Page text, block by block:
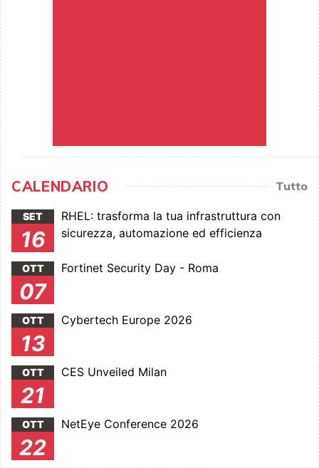
CALENDARIO Tutto
SET
16
RHEL: trasforma la tua infrastruttura con
sicurezza, automazione ed efficienza
OTT
07
Fortinet Security Day - Roma
OTT
13
Cybertech Europe 2026
OTT
21
CES Unveiled Milan
OTT
22
NetEye Conference 2026